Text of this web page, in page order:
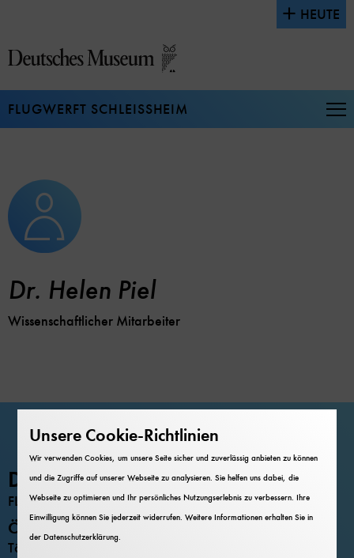
Seiteninhalt
springen
HEUTE
FLUGWERFT SCHLEISSHEIM
Dr. Helen Piel
Wissenschaftlicher Mitarbeiter
Deutsches Museum
FLUGWERFT SCHLEISSHEIM
Öffnungszeiten
Täglich 9 – 17 Uhr
Unsere Cookie-Richtlinien
Wir verwenden Cookies, um unsere Seite sicher und zuverlässig anbieten zu können
und die Zugriffe auf unserer Webseite zu analysieren. Sie helfen uns dabei, die
Webseite zu optimieren und Ihr persönliches Nutzungserlebnis zu verbessern. Ihre
Einwilligung können Sie jederzeit widerrufen. Weitere Informationen erhalten Sie in
derDatenschutzerklärung.